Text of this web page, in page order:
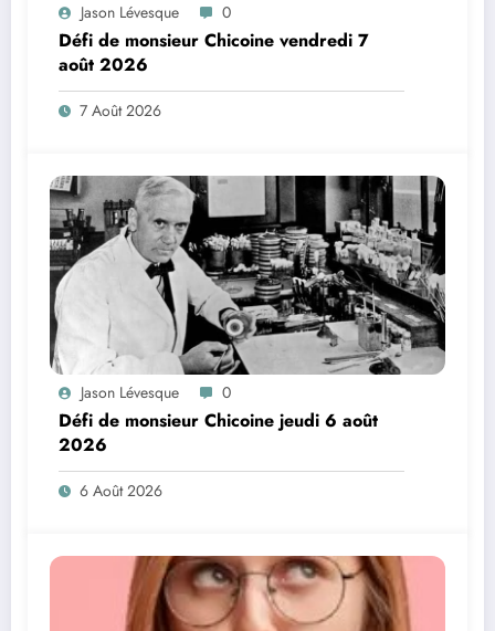
Jason Lévesque 0
Défi de monsieur Chicoine vendredi 7
août 2026
7 Août 2026
Jason Lévesque 0
Défi de monsieur Chicoine jeudi 6 août
2026
6 Août 2026